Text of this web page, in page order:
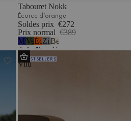
Tabouret Nokk
Écorce d’orange
Soldes prix €272
Prix normal €389
Myrtille
douce
Vert
forêt
Écorce
d’orange
ZincBeige
désertique
Bol
Vilu
BESTSELLERS